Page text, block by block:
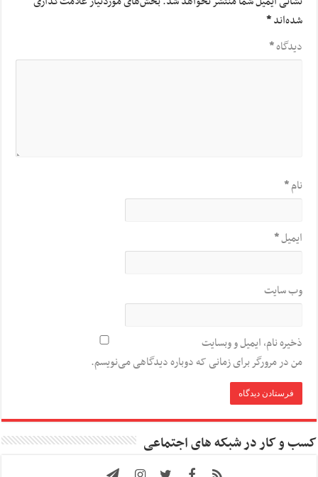
شده‌اند*
دیدگاه*
نام*
ایمیل*
وب‌ سایت
ذخیره نام، ایمیل و وبسایت
من در مرورگر برای زمانی که دوباره دیدگاهی می‌نویسم.
کسب و کار در شبکه های اجتماعی